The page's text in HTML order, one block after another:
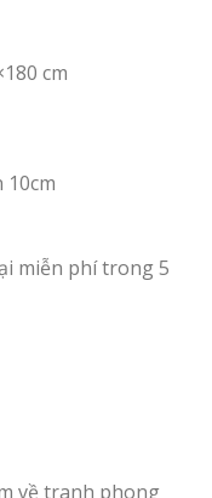
cm
miễn phí trong 5
về tranh phong